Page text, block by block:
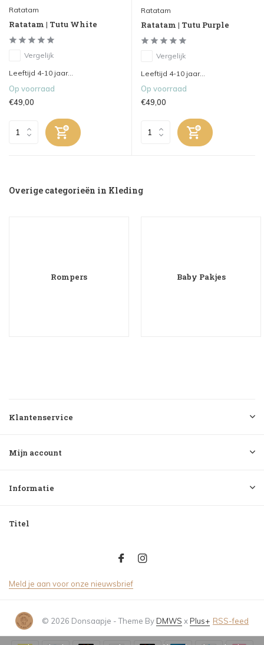
Ratatam
Ratatam | Tutu White
Vergelijk
Leeftijd 4-10 jaar...
Op voorraad
€49,00
Ratatam
Ratatam | Tutu Purple
Vergelijk
Leeftijd 4-10 jaar...
Op voorraad
€49,00
Overige categorieën in Kleding
Rompers Baby Pakjes
Klantenservice
Mijn account
Informatie
Titel
Meld je aan voor onze nieuwsbrief
© 2026 Donsaapje - Theme ByDMWS xPlus+ RSS-feed